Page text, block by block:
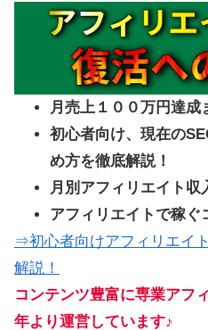
月売上１００万円達成
初心者向け、現在の
め方を徹底解説！
月別アフィリエイト収
アフィリエイトで稼ぐ
⇒初心者向けアフィリエイ
解説！
コンテンツ豊富に専業アフ
年より運営しています♪